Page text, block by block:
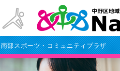
南部スポーツ・コミュニティプラザ